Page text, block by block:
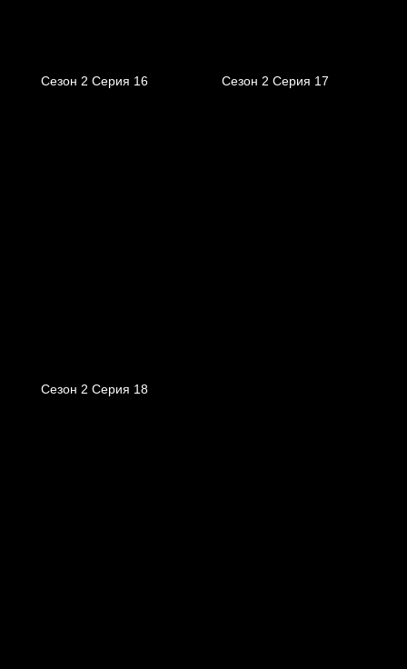
Сезон 2 Серия 16 Сезон 2 Серия 17
Сезон 2 Серия 18